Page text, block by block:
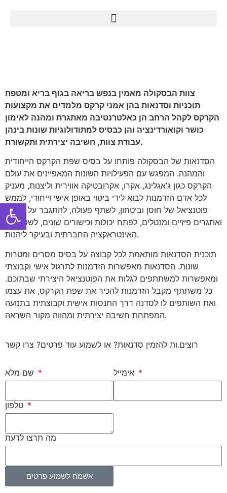
צוות הבסקולה מאמין בנפש בריאה בגוף בריא ומטפח
תוכניות וסדנאות בהן אמני קרקס מלמדים את מקצועות
הקרקס לקהל הרחב הן כאלטרנטיבה מאתגרת ומהנה לאימון
כושר וקואורדינציה והן כבסיס למתודולוגיות שונות בינהן
עבודת צוות, חשיבה יצירתית ותקשורת.
הסדנאות של הבסקולה פותחו על בסיס שפת הקרקס הייחודית
והמהנה. המפגש עם הפעילויות השונות המאפיינים את עולם
הקרקס כגון ג’אגלינג, אקרו, אקרובטיקה אווירית וליצנות, מעניק
לכל אדם הזדמנות לבוא לידי ביטוי באופן אישי וייחודי, לממש
פוטנציאל של חוסן וביטחון, לשתף פעולה, להתגבר על קשיים
ואתגרים פיזיים ומנטלים, לפתח יכולות וכישורים שונים, לשפר את
האינטראקציה החברתית ובעיקר ליהנות.
תוכנית הסדנאות מותאמת לכל קבוצה על בסיס מסרים ומטרות
שונות. הסדנאות מאפשרות הזדמנות לתרגול אישי וקבוצתי
ומאפשרות למשתתפים לגלות את הפוטנציאל היצירתי שבתוכם.
כל משתתף מקבל הזדמנות להכיר את שפת הקרקס, את עצמו
ואת השותפים לו לסדנה דרך התנסות אישית וקבוצתית בתנועה
המפתחת חשיבה יצירתית ומהווה מקור השראה.
רוצים.ות להזמין סדנאות? או לשמוע עוד פרטים? צרו קשר
מה תרצו לדעת
אשמח לשמוע פרטים
Open toolbar